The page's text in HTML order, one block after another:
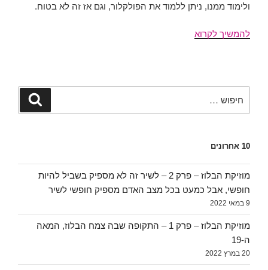
ולימוד ממנו, ניתן ללמוד את הפולקלור, וגם אז זה לא בטוח.
להמשיך לקרוא
חיפוש
10 אחרונים
מוזיקת הבלוז – פרק 2 – לשיר זה לא מספיק בשביל להיות
חופשי, אבל כמעט בכל מצב האדם מספיק חופשי לשיר
9 במאי 2022
מוזיקת הבלוז – פרק 1 – התקופה שבה צמח הבלוז, המאה
ה-19
20 במרץ 2022